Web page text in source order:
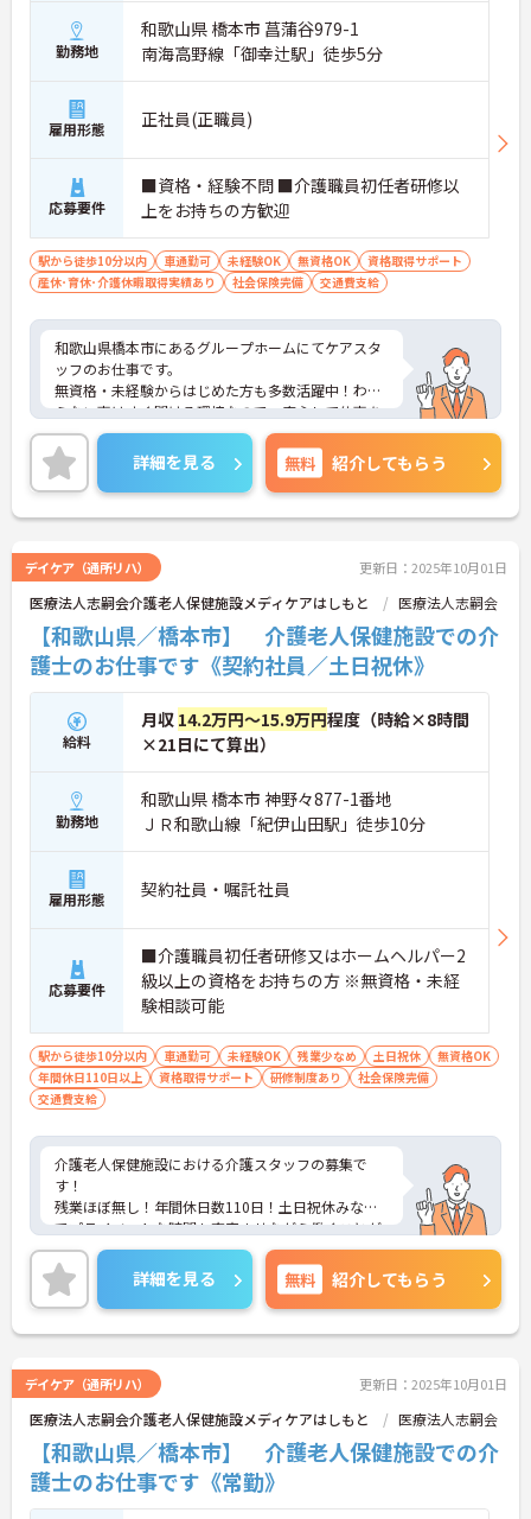
勤務地
和歌山県 橋本市 菖蒲谷979-1
南海高野線「御幸辻駅」徒歩5分
雇用形態 正社員(正職員)
応募要件
■資格・経験不問 ■介護職員初任者研修以
上をお持ちの方歓迎
駅から徒歩10分以内 車通勤可 未経験OK 無資格OK
資格取得サポート
産休･育休･介護休暇取得実績あり
社会保険完備 交通費支給
和歌山県橋本市にあるグループホームにてケアスタ
ッフのお仕事です。
無資格・未経験からはじめた方も多数活躍中！わか
らない事はすぐ聞ける環境なので、安心して仕事を
始められます♪
ご興味ある方には、面接対策ポイントなど、さらに
詳細をお話しいたしますのでお気軽にご相談くださ
い。
詳細を見る 無料 紹介してもらう
デイケア（通所リハ） 更新日：2025年10月01日
医療法人志嗣会介護老人保健施設メディケアはしもと 医療法人志嗣会
【和歌山県／橋本市】 介護老人保健施設での介
護士のお仕事です《契約社員／土日祝休》
給料
月収 14.2万円～15.9万円程度（時給×8時間
×21日にて算出）
勤務地
和歌山県 橋本市 神野々877-1番地
ＪＲ和歌山線「紀伊山田駅」徒歩10分
雇用形態 契約社員・嘱託社員
応募要件
■介護職員初任者研修又はホームヘルパー2
級以上の資格をお持ちの方 ※無資格・未経
験相談可能
駅から徒歩10分以内 車通勤可 未経験OK 残業少なめ 土日祝休
無資格OK
年間休日110日以上
資格取得サポート 研修制度あり
社会保険完備
交通費支給
介護老人保健施設における介護スタッフの募集で
す！
残業ほぼ無し！年間休日数110日！土日祝休みなの
でプライベートな時間も充実させながら働くことが
可能です！
ご興味ある方には、面接のポイントなど、さらに詳
細をお話致しますのでお気軽にご相談ください。
詳細を見る 無料 紹介してもらう
デイケア（通所リハ） 更新日：2025年10月01日
医療法人志嗣会介護老人保健施設メディケアはしもと 医療法人志嗣会
【和歌山県／橋本市】 介護老人保健施設での介
護士のお仕事です《常勤》